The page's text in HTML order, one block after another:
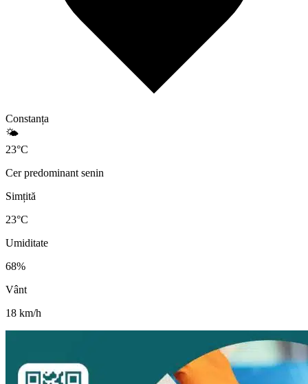
Constanța
🌤️
23°C
Cer predominant senin
Simțită
23°C
Umiditate
68%
Vânt
18 km/h